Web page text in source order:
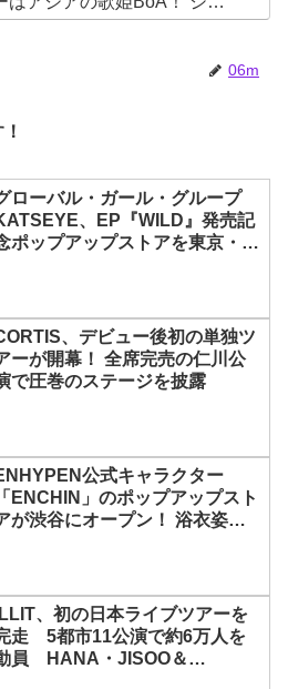
ェヒ、リク、ユウシ、リョ
06m
ローバル・ガール・グループ
、EP『WILD』発売記
ポップアップストアを東京・原
、デビュー後初の単独ツ
ーが開幕！ 全席完売の仁川公
で圧巻のステージを披露
公式キャラクター
「ENCHIN」のポップアップスト
が渋谷にオープン！ 浴衣姿の
ILLIT、初の日本ライブツアーを
走 5都市11公演で約6万人を
員 HANA・JISOO＆